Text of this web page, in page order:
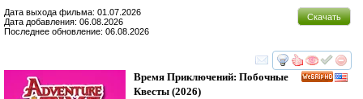
Скачать
Дата выхода фильма: 01.07.2026
Дата добавления: 06.08.2026
Последнее обновление: 06.08.2026
смотреть
Время Приключений: Побочные
Квесты (2026)